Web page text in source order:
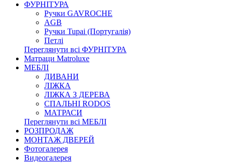
ФУРНІТУРА
Ручки GAVROCHE
AGB
Ручки Tupai (Португалія)
Петлі
Переглянути всі ФУРНІТУРА
Матраци Matroluxe
МЕБЛІ
ДИВАНИ
ЛІЖКА
ЛІЖКА З ДЕРЕВА
СПАЛЬНІ RODOS
МАТРАСИ
Переглянути всі МЕБЛІ
РОЗПРОДАЖ
МОНТАЖ ДВЕРЕЙ
Фотогалерея
Видеогалерея